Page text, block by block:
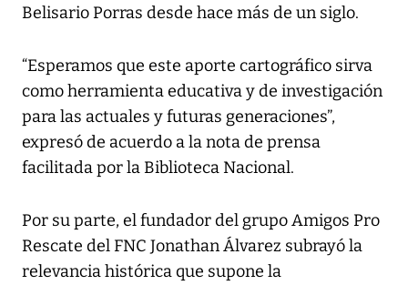
Belisario Porras desde hace más de un siglo.
“Esperamos que este aporte cartográfico sirva
como herramienta educativa y de investigación
para las actuales y futuras generaciones”,
expresó de acuerdo a la nota de prensa
facilitada por la Biblioteca Nacional.
Por su parte, el fundador del grupo Amigos Pro
Rescate del FNC Jonathan Álvarez subrayó la
relevancia histórica que supone la